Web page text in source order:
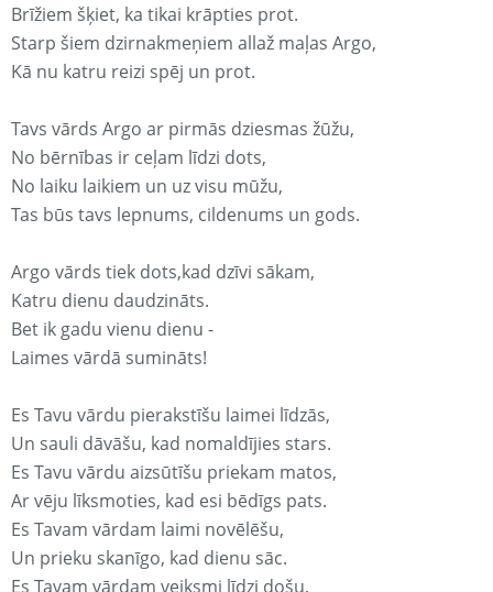
Brīžiem šķiet, ka tikai krāpties prot.
Starp šiem dzirnakmeņiem allaž maļas Argo,
Kā nu katru reizi spēj un prot.
Tavs vārds Argo ar pirmās dziesmas žūžu,
No bērnības ir ceļam līdzi dots,
No laiku laikiem un uz visu mūžu,
Tas būs tavs lepnums, cildenums un gods.
Argo vārds tiek dots,kad dzīvi sākam,
Katru dienu daudzināts.
Bet ik gadu vienu dienu -
Laimes vārdā sumināts!
Es Tavu vārdu pierakstīšu laimei līdzās,
Un sauli dāvāšu, kad nomaldījies stars.
Es Tavu vārdu aizsūtīšu priekam matos,
Ar vēju līksmoties, kad esi bēdīgs pats.
Es Tavam vārdam laimi novēlēšu,
Un prieku skanīgo, kad dienu sāc.
Es Tavam vārdam veiksmi līdzi došu,